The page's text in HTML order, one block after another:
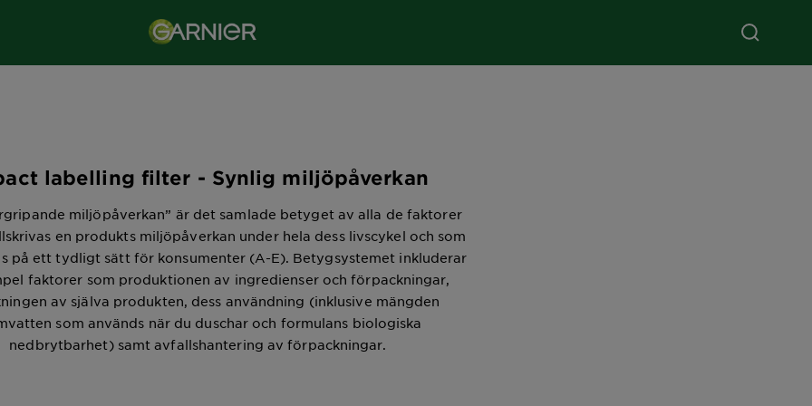
labelling filter - Synlig miljöpåverkan
miljöpåverkan” är det samlade betyget av alla de faktorer
en produkts miljöpåverkan under hela dess livscykel och som
på ett tydligt sätt för konsumenter (A-E). Betygsystemet inkluderar
faktorer som produktionen av ingredienser och förpackningar,
av själva produkten, dess användning (inklusive mängden
som används när du duschar och formulans biologiska
nedbrytbarhet) samt avfallshantering av förpackningar.